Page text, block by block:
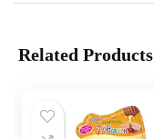
Related Products